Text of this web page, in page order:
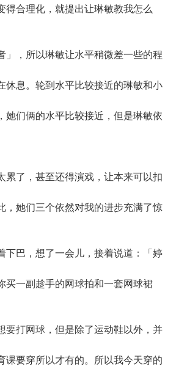
得合理化，就提出让琳敏教我怎么
，所以琳敏让水平稍微差一些的程
休息。轮到水平比较接近的琳敏和小
她们俩的水平比较接近，但是琳敏依
了，甚至还得演戏，让本来可以扣
，她们三个依然对我的进步充满了惊
巴，想了一会儿，接着说道：「婷
买一副趁手的网球拍和一套网球裙
打网球，但是除了运动鞋以外，并
课要穿所以才有的。所以我今天穿的